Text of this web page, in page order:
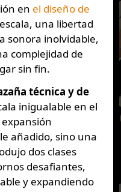
en el diseño de
una libertad
sonora inolvidable,
complejidad de
sin fin.
técnica y de
inigualable en el
expansión
añadido, sino una
dos clases
desafiantes,
y expandiendo